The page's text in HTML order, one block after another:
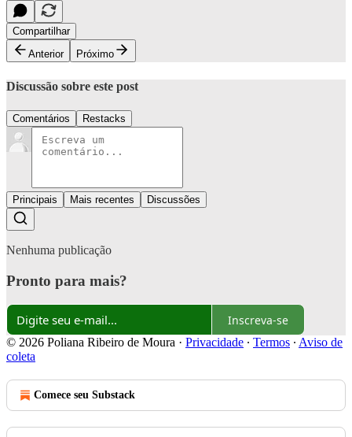
Compartilhar
Anterior
Próximo
Discussão sobre este post
Comentários Restacks
Principais Mais recentes Discussões
Nenhuma publicação
Pronto para mais?
Inscreva-se
© 2026 Poliana Ribeiro de Moura · Privacidade ∙ Termos ∙ Aviso de
coleta
Comece seu Substack